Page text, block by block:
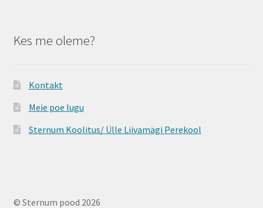
Kes me oleme?
Kontakt
Meie poe lugu
Sternum Koolitus/ Ülle Liivamägi Perekool
© Sternum pood 2026